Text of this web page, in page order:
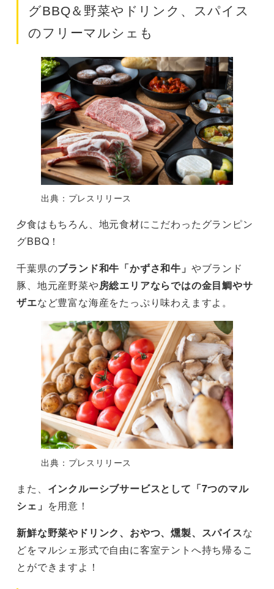
グBBQ＆野菜やドリンク、スパイス
のフリーマルシェも
出典：プレスリリース
夕食はもちろん、地元食材にこだわったグランピン
グBBQ！
千葉県のブランド和牛「かずさ和牛」 やブランド
豚、地元産野菜や房総エリアならではの金目鯛やサ
ザエなど豊富な海産をたっぷり味わえますよ。
出典：プレスリリース
また、 インクルーシブサービスとして「7つのマル
シェ」 を用意！
新鮮な野菜やドリンク、おやつ、燻製、スパイスな
どをマルシェ形式で自由に客室テントへ持ち帰るこ
とができますよ！